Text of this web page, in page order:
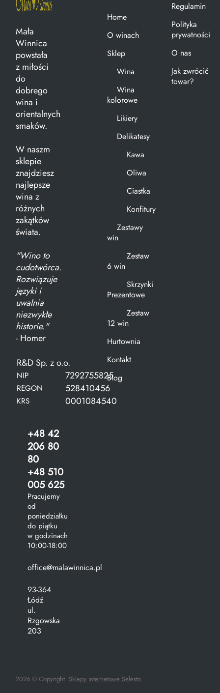
Mała
Winnica
powstała
z miłości
do
dobrego
wina i
orientalnych
smaków.
W naszm
sklepie
znajdziesz
najlepsze
wina z
różnych
zakątków
świata.
"Wino to
cudotwórca.
Rozwiązuje
języki i
uwalnia
niezwykłe
historie."
- Homer
R&D Sp. z o.o.
NIP 7292755825
REGON 528410456
KRS 0001084540
+48 42
206 80
80
+48 510
005 625
Pracujemy
od
poniedziałku
do piątku
w godzinach
10:00-18:00
office@malawinnica.pl
93-364
Łódź
ul.
Rzgowska
203
Home
O winach
Sklep
Wina
Wina
kolorowe
Likiery
Delikatesy
Kawa
Oliwa
Ciastka
Konfitury
Zestawy
win
Zestaw
6 win
Skrzynki
Prezentowe
Zestaw
12 win
Hurtownia
Kontakt
Blog
Regulamin
Polityka
prywatności
O nas
Jak zwrócić
towar?
2026 © Copyright. Sklepy internetowe Selesto